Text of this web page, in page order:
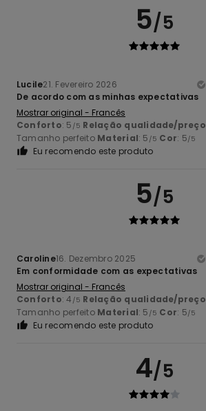
5/5
Lucile21. Fevereiro 2026
De acordo com as minhas expectativas
Mostrar original - Francês
Conforto: 5 /5 Relação qualidade/preço
Tamanho perfeito Material: 5 /5 Cor: 5/5
Eu recomendo este produto
5/5
Caroline16. Dezembro 2025
Em conformidade com as expectativas
Mostrar original - Francês
Conforto: 4 /5 Relação qualidade/preço
Tamanho perfeito Material: 5 /5 Cor: 5/5
Eu recomendo este produto
4/5